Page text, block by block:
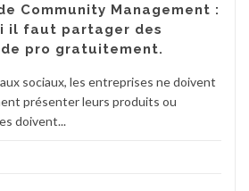
Community Management :
il faut partager des
pro gratuitement.
sociaux, les entreprises ne doivent
présenter leurs produits ou
doivent...